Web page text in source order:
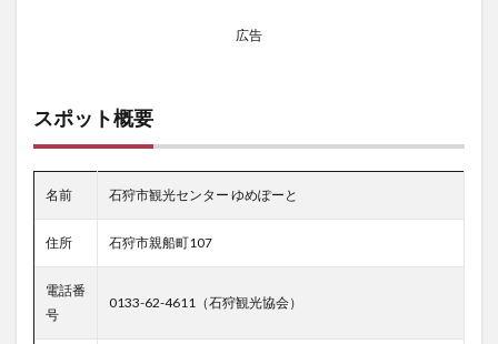
広告
スポット概要
名前 石狩市観光センター ゆめぽーと
住所 石狩市親船町107
電話番
号
0133-62-4611（石狩観光協会）